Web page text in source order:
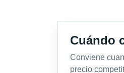
Cuándo
Conviene
precio